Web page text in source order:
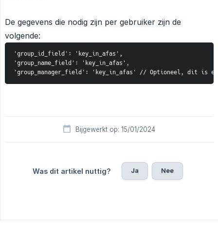
De gegevens die nodig zijn per gebruiker zijn de
volgende:
'group_id_field': 'key_in_afas',
'group_name_field': 'key_in_afas',
'group_manager_field': 'key_in_afas' // Optioneel, dit is een
Bijgewerkt op: 15/01/2024
Was dit artikel nuttig? Ja Nee